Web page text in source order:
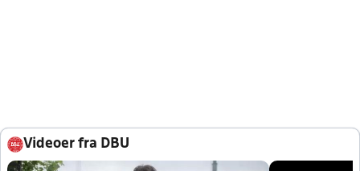
Videoer fra DBU